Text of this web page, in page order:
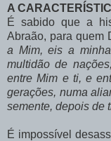
A
É sabido que a
Abraão, para quem
a Mim, eis a
multidão de
entre Mim e ti, e
gerações, numa
semente, depois de
É impossível